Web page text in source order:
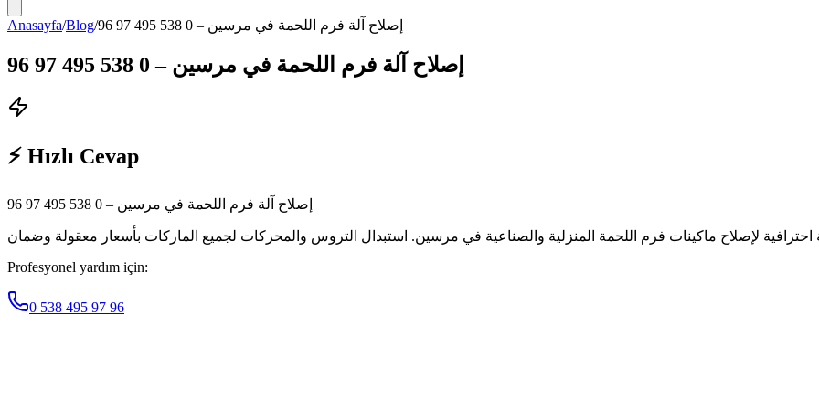
Anasayfa/Blog/ إصلاح آلة فرم اللحمة في مرسين – 0 538 495 97 96
إصلاح آلة فرم اللحمة في مرسين – 0 538 495 97 96
⚡ Hızlı Cevap
إصلاح آلة فرم اللحمة في مرسين – 0 538 495 97 96
Profesyonel yardım için:
0 538 495 97 96